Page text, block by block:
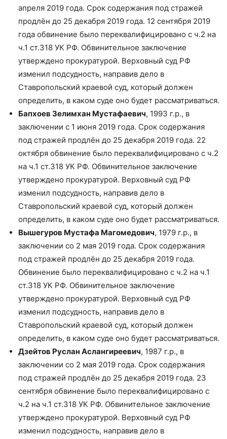
апреля 2019 года. Срок содержания под стражей
продлён до 25 декабря 2019 года. 12 сентября 2019
года обвинение было переквалифицировано с ч.2 на
ч.1 ст.318 УК РФ. Обвинительное заключение
утверждено прокуратурой. Верховный суд РФ
изменил подсудность, направив дело в
Ставропольский краевой суд, который должен
определить, в каком суде оно будет рассматриваться.
Бапхоев Зелимхан Мустафаевич, 1993 г.р., в
заключении с 1 июня 2019 года. Срок содержания
под стражей продлён до 25 декабря 2019 года. 22
октября обвинение было переквалифицировано с ч.2
на ч.1 ст.318 УК РФ. Обвинительное заключение
утверждено прокуратурой. Верховный суд РФ
изменил подсудность, направив дело в
Ставропольский краевой суд, который должен
определить, в каком суде оно будет рассматриваться.
Вышегуров Мустафа Магомедович, 1979 г.р., в
заключении со 2 мая 2019 года. Срок содержания
под стражей продлён до 25 декабря 2019 года.
Обвинение было переквалифицировано с ч.2 на ч.1
ст.318 УК РФ. Обвинительное заключение
утверждено прокуратурой. Верховный суд РФ
изменил подсудность, направив дело в
Ставропольский краевой суд, который должен
определить, в каком суде оно будет рассматриваться.
Дзейтов Руслан Аслангиреевич, 1987 г.р., в
заключении со 2 мая 2019 года. Срок содержания
под стражей продлён до 25 декабря 2019 года. 23
сентября обвинение было переквалифицировано с
ч.2 на ч.1 ст.318 УК РФ. Обвинительное заключение
утверждено прокуратурой. Верховный суд РФ
изменил подсудность, направив дело в